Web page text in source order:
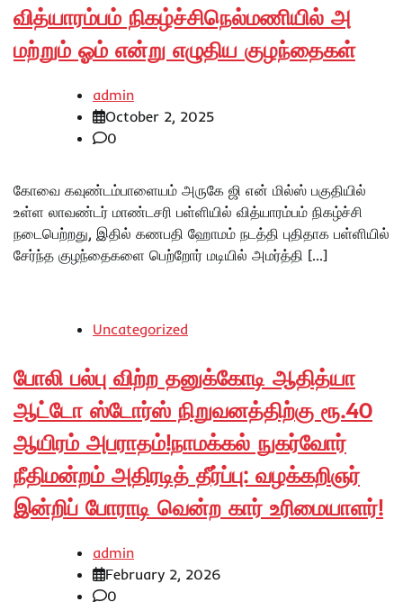
வித்யாரம்பம் நிகழ்ச்சிநெல்மணியில் அ
மற்றும் ஓம் என்று எழுதிய குழந்தைகள்
admin
October 2, 2025
0
கோவை கவுண்டம்பாளையம் அருகே ஜி என் மில்ஸ் பகுதியில்
உள்ள லாவண்டர் மாண்டசரி பள்ளியில் வித்யாரம்பம் நிகழ்ச்சி
நடைபெற்றது, இதில் கணபதி ஹோமம் நடத்தி புதிதாக பள்ளியில்
சேர்ந்த குழந்தைகளை பெற்றோர் மடியில் அமர்த்தி […]
Uncategorized
போலி பல்பு விற்ற தனுக்கோடி ஆதித்யா
ஆட்டோ ஸ்டோர்ஸ் நிறுவனத்திற்கு ரூ.40
ஆயிரம் அபராதம்!நாமக்கல் நுகர்வோர்
நீதிமன்றம் அதிரடித் தீர்ப்பு: வழக்கறிஞர்
இன்றிப் போராடி வென்ற கார் உரிமையாளர்!
admin
February 2, 2026
0